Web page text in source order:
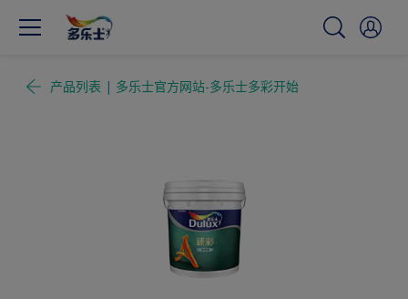
产品列表 | 多乐士官方网站-多乐士多彩开始